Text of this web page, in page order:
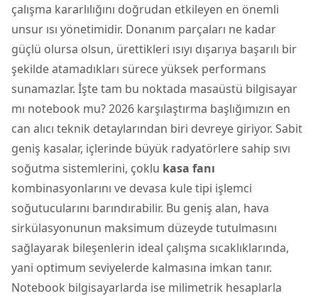
çalışma kararlılığını doğrudan etkileyen en önemli
unsur ısı yönetimidir. Donanım parçaları ne kadar
güçlü olursa olsun, ürettikleri ısıyı dışarıya başarılı bir
şekilde atamadıkları sürece yüksek performans
sunamazlar. İşte tam bu noktada masaüstü bilgisayar
mı notebook mu? 2026 karşılaştırma başlığımızın en
can alıcı teknik detaylarından biri devreye giriyor. Sabit
geniş kasalar, içlerinde büyük radyatörlere sahip sıvı
soğutma sistemlerini, çoklu kasa fanı
kombinasyonlarını ve devasa kule tipi işlemci
soğutucularını barındırabilir. Bu geniş alan, hava
sirkülasyonunun maksimum düzeyde tutulmasını
sağlayarak bileşenlerin ideal çalışma sıcaklıklarında,
yani optimum seviyelerde kalmasına imkan tanır.
Notebook bilgisayarlarda ise milimetrik hesaplarla